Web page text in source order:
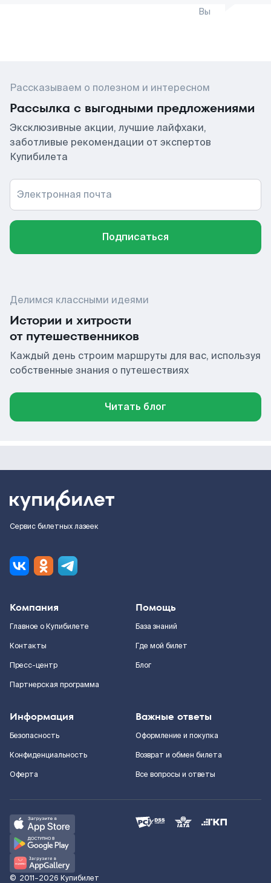
Вы
Рассказываем о полезном и интересном
Рассылка с выгодными предложениями
Эксклюзивные акции, лучшие лайфхаки,
заботливые рекомендации от экспертов
Купибилета
Электронная почта
Подписаться
Делимся классными идеями
Истории и хитрости
от путешественников
Каждый день строим маршруты для вас, используя
собственные знания о путешествиях
Читать блог
Сервис билетных лазеек
Компания
Главное о Купибилете
Контакты
Пресс-центр
Партнерская программа
Помощь
База знаний
Где мой билет
Блог
Информация
Безопасность
Конфиденциальность
Оферта
Важные ответы
Оформление и покупка
Возврат и обмен билета
Все вопросы и ответы
© 2011–2026 Купибилет